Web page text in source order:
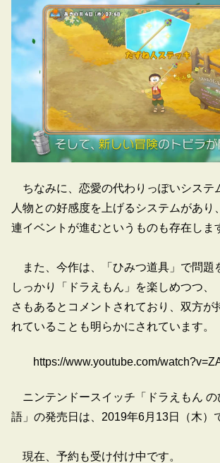
ちなみに、恋愛の代わりっぽいシステ
人物との好感度を上げるシステムがあり
連イベントが進むというものも存在しま
また、今作は、「ひみつ道具」で問題
しっかり「ドラえもん」を楽しめつつ、
さもあるとコメントされており、双方が
れていることも明らかにされています。
https://www.youtube.com/
ニンテンドースイッチ「ドラえもん の
語」の発売日は、2019年6月13日（木）
現在、予約も受け付け中です。